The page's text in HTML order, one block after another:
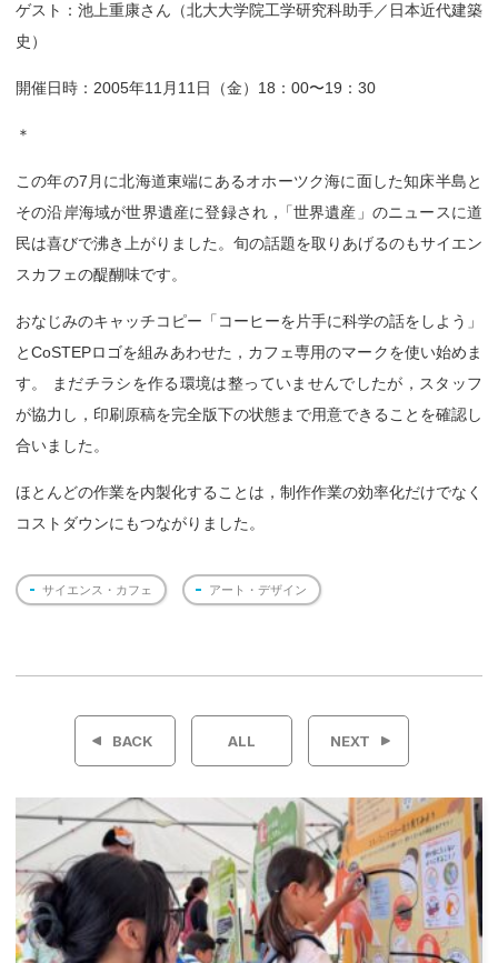
ゲスト：池上重康さん（北大大学院工学研究科助手／日本近代建築
史）
開催日時：2005年11月11日（金）18：00〜19：30
＊
この年の7月に北海道東端にあるオホーツク海に面した知床半島と
その沿岸海域が世界遺産に登録され ， 「世界遺産」のニュースに道
民は喜びで沸き上がりました。旬の話題を取りあげるのもサイエン
スカフェの醍醐味です。
おなじみのキャッチコピー「コーヒーを片手に科学の話をしよう」
とCoSTEPロゴを組みあわせた，カフェ専用のマークを使い始めま
す。 まだチラシを作る環境は整っていませんでしたが，スタッフ
が協力し，印刷原稿を完全版下の状態まで用意できることを確認し
合いました。
ほとんどの作業を内製化することは，制作作業の効率化だけでなく
コストダウンにもつながりました。
サイエンス・カフェ アート・デザイン
投
ビ
ゲ
ー
シ
BACK ALL NEXT